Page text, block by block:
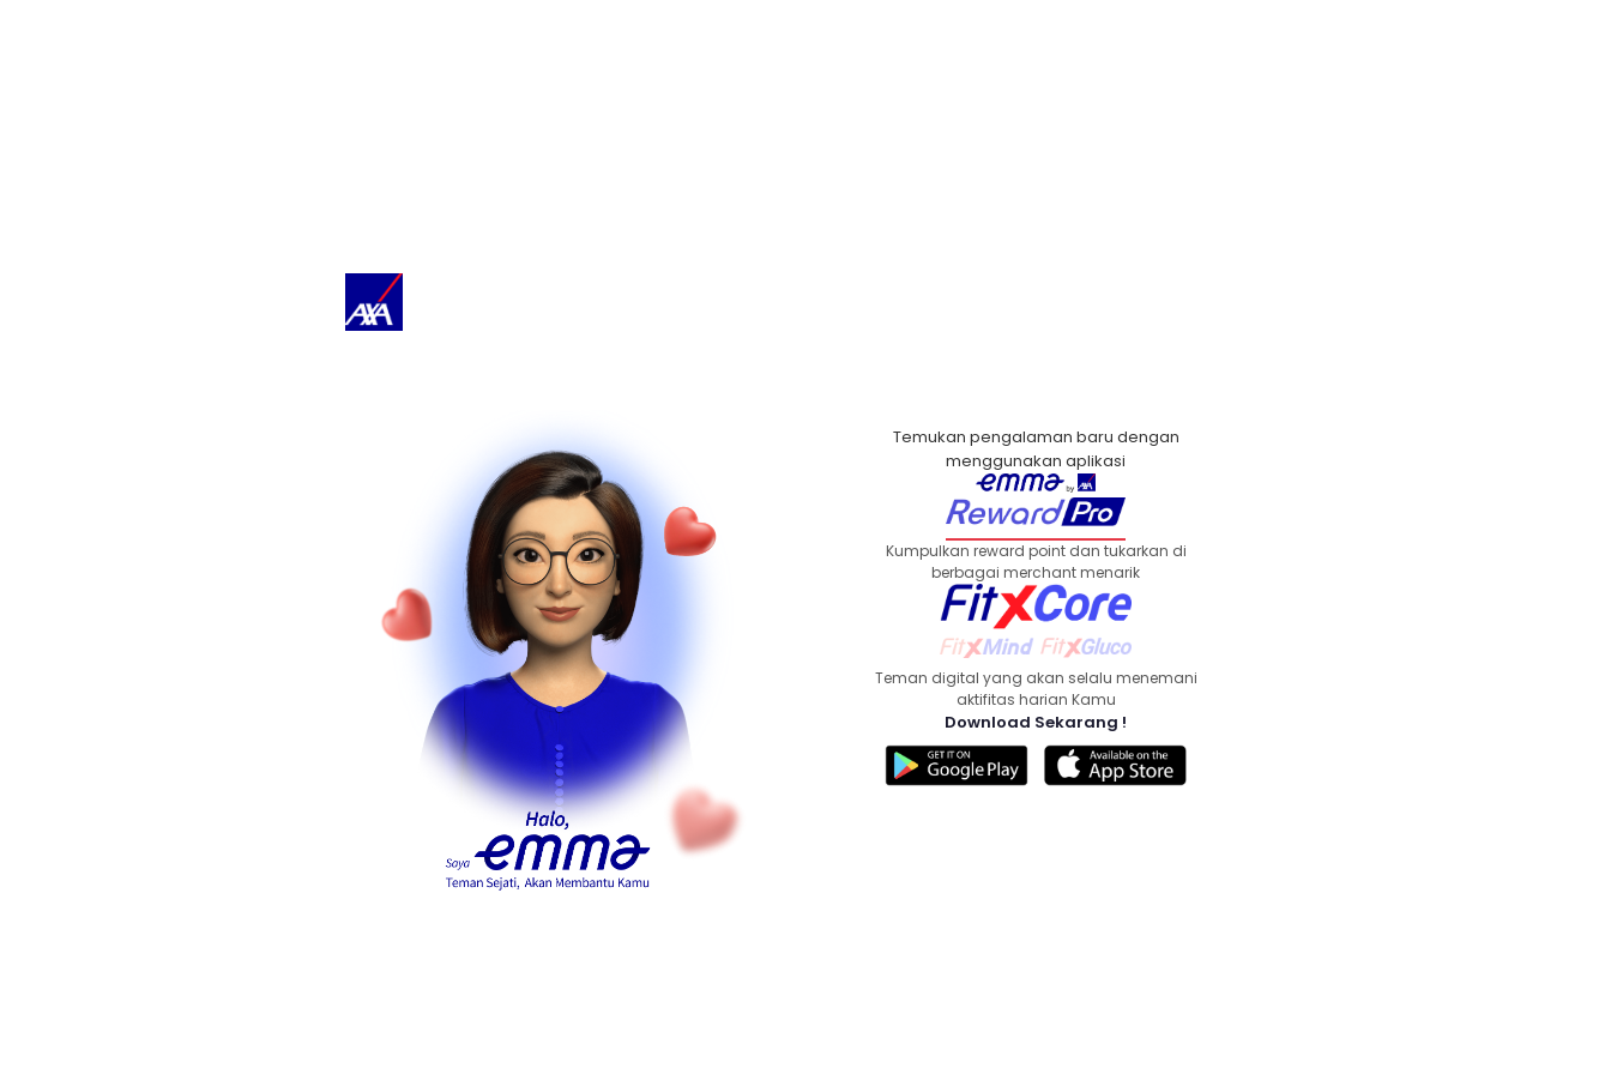
Temukan pengalaman baru dengan
menggunakan aplikasi
Kumpulkan reward point dan tukarkan di
berbagai merchant menarik
Teman digital yang akan selalu menemani
aktifitas harian Kamu
Download Sekarang !